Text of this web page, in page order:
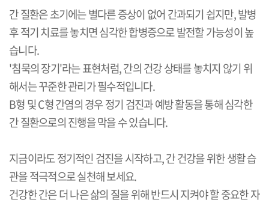
간 질환은 초기에는 별다른 증상이 없어 간과되기 쉽지만,발병
후 적기 치료를 놓치면 심각한 합병증으로 발전할 가능성이 높
습니다.
'침묵의 장기'라는 표현처럼,간의 건강 상태를 놓치지 않기 위
해서는 꾸준한 관리가 필수적입니다.
B형 및C형 간염의 경우 정기 검진과 예방 활동을 통해 심각한
간 질환으로의 진행을 막을 수 있습니다.
지금이라도 정기적인 검진을 시작하고,간 건강을 위한 생활 습
관을 적극적으로 실천해 보세요.
건강한 간은 더 나은 삶의 질을 위해 반드시 지켜야 할 중요한 자